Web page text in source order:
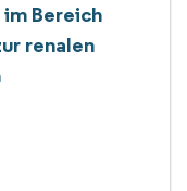
Bereich
renalen